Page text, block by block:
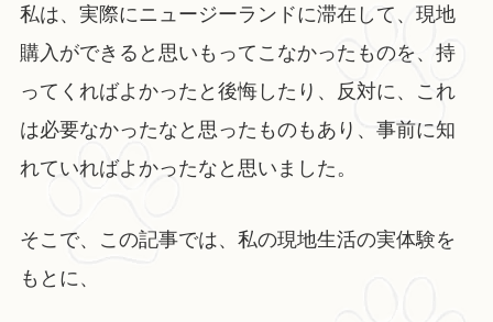
私は、実際にニュージーランドに滞在して、現地
購入ができると思いもってこなかったものを、持
ってくればよかったと後悔したり、反対に、これ
は必要なかったなと思ったものもあり、事前に知
れていればよかったなと思いました。
そこで、この記事では、私の現地生活の実体験を
もとに、